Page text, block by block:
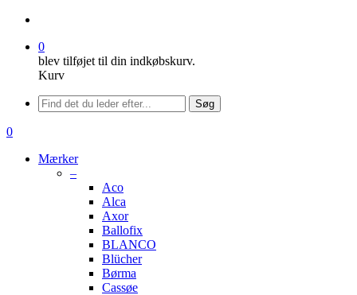
0
blev tilføjet til din indkøbskurv.
Kurv
Menu
Søg
søge
0
Mærker
–
Aco
Alca
Axor
Ballofix
BLANCO
Blücher
Børma
Cassøe